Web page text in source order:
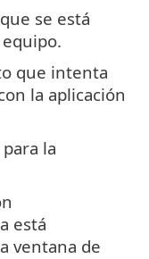
se está
que intenta
la aplicación
la
está
ventana de